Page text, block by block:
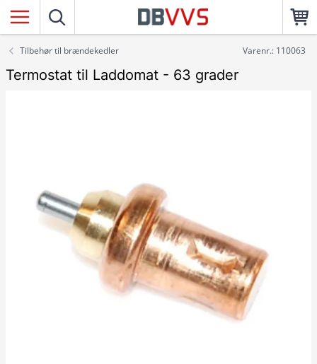
Tilbehør til brændekedler Varenr.: 110063
Termostat til Laddomat - 63 grader